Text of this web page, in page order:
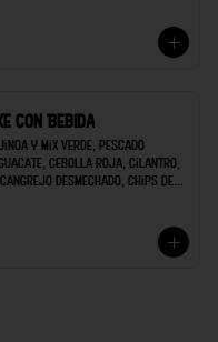
con Bebida
y mix verde, pescado
cebolla roja, cilantro,
desmechado, chips de